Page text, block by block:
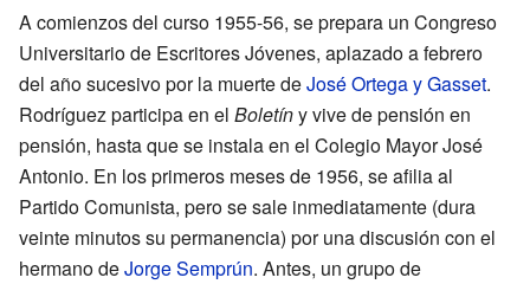
A comienzos del curso 1955-56, se prepara un Congreso
Universitario de Escritores Jóvenes, aplazado a febrero
del año sucesivo por la muerte deJosé Ortega y Gasset.
Rodríguez participa en el Boletíny vive de pensión en
pensión, hasta que se instala en el Colegio Mayor José
Antonio. En los primeros meses de 1956, se afilia al
Partido Comunista, pero se sale inmediatamente (dura
veinte minutos su permanencia) por una discusión con el
hermano deJorge Semprún. Antes, un grupo de